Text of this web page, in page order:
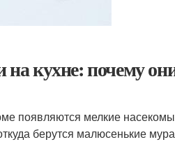
кухне: почему
появляются мелкие
берутся малюсенькие